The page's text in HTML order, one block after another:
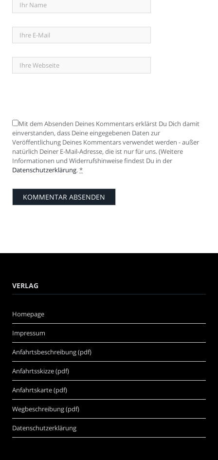
Mit dem Absenden Deines Kommentars erklärst Du Dich damit
einverstanden, dass Deine eingegebenen Daten zur
Veröffentlichung Deines Kommentars verwendet werden - außer
natürlich Deiner E-Mail-Adresse, die ist nur für uns. (Weitere
Informationen und Widerrufshinweise findest Du in der
Datenschutzerklärung.*
VERLAG
Homepage
Impressum
Anfahrtsbeschreibung (pdf)
Anfahrtsskizze (pdf)
Anfahrtskarte (pdf)
Wegbeschreibung (pdf)
Datenschutzerklärung